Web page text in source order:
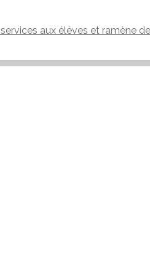
aux élèves et ramène